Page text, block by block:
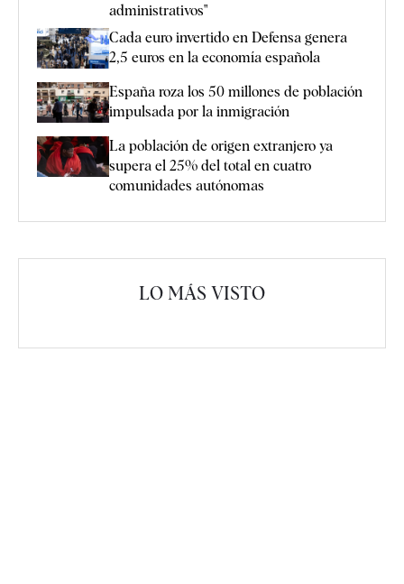
administrativos"
Cada euro invertido en Defensa genera
2,5 euros en la economía española
España roza los 50 millones de población
impulsada por la inmigración
La población de origen extranjero ya
supera el 25% del total en cuatro
comunidades autónomas
LO MÁS VISTO